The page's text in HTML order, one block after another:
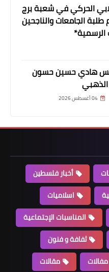
الإبادة
المقاومة
الحركي في شعبة برج
الجامعات والناجحين
الرسمية*
هادي حسين حسون
04 أغسطس 2026
أخبار فلسطين
اسلاميات
المناسبات الإجتماعية
ثفافة و فنون
مفالات
مقالات